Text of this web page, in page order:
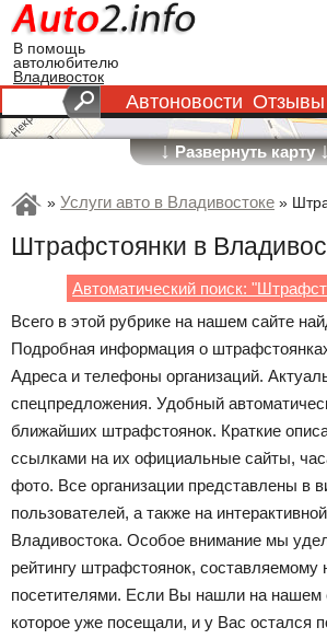
В помощь
автолюбителю
Владивосток
Автоновости Отзывы
↓Развернуть карту
» Услуги авто в Владивостоке »
Штрафстоянки в
Автоматический поиск:
Всего в этой рубрике на нашем сайте
Подробная информация о
Адреса и телефоны организаций.
спецпредложения. Удобный
ближайших штрафстоянок. Краткие
ссылками на их официальные сайты,
фото. Все организации представлены в
пользователей, а также на
Владивостока. Особое внимание мы
рейтингу штрафстоянок,
посетителями. Если Вы нашли на нашем
которое уже посещали, и у Вас остался